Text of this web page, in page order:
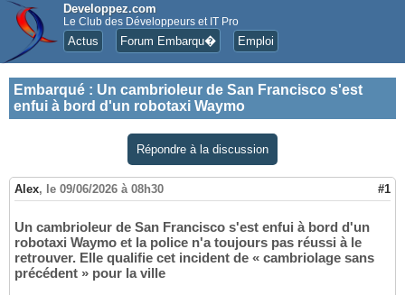
Developpez.com
Le Club des Développeurs et IT Pro
Actus Forum Embarqu� Emploi
Embarqué : Un cambrioleur de San Francisco s'est
enfui à bord d'un robotaxi Waymo
Répondre à la discussion
Alex, le 09/06/2026 à 08h30 #1
Un cambrioleur de San Francisco s'est enfui à bord d'un
robotaxi Waymo et la police n'a toujours pas réussi à le
retrouver. Elle qualifie cet incident de « cambriolage sans
précédent » pour la ville